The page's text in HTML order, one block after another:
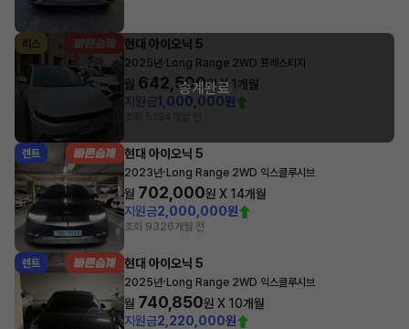
리스 현대 아이오닉 5
2025년· Long Range 2WD 프레스티지
월 642,500원 X 1 개월
지원금1,000,000원
승계완료
렌트 현대 아이오닉 5
2023년· Long Range 2WD 익스클루시브
월 702,000원 X 14개월
지원금2,000,000원
조회 9326개월 전
렌트 현대 아이오닉 5
2025년· Long Range 2WD 익스클루시브
월 740,850원 X 10개월
지원금2,220,000원